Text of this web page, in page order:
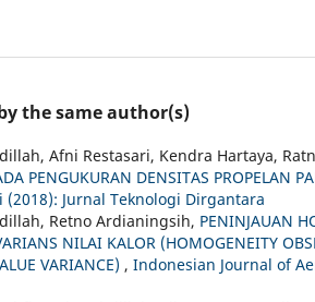
the same author(s)
Afni Restasari, Kendra Hartaya,
PENGUKURAN DENSITAS PROPELAN
(2018): Jurnal Teknologi Dirgantara
Retno Ardianingsih, PENINJAUAN
NILAI KALOR (HOMOGENEITY
VARIANCE) , Indonesian Journal of